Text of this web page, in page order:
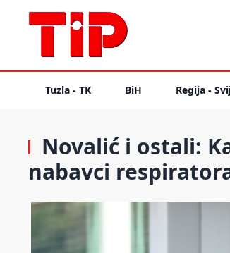
Tuzla - TK BiH Regija -
Novalić i ostali:
nabavci